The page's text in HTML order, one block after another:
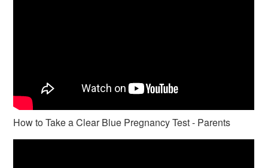
How to Take a Clear Blue Pregnancy Test - Parents